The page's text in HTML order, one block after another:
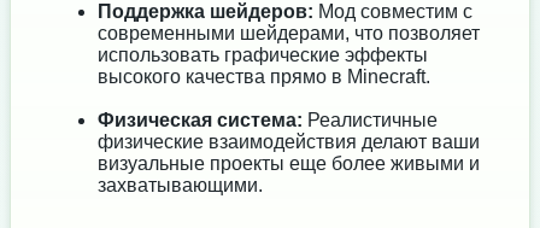
Поддержка шейдеров: Мод совместим с
современными шейдерами, что позволяет
использовать графические эффекты
высокого качества прямо в Minecraft.
Физическая система: Реалистичные
физические взаимодействия делают ваши
визуальные проекты еще более живыми и
захватывающими.